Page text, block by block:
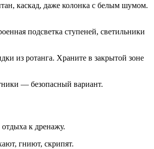
каскад, даже колонка с белым шумом.
подсветка ступеней, светильники
из ротанга. Храните в закрытой зоне
— безопасный вариант.
к дренажу.
гниют, скрипят.